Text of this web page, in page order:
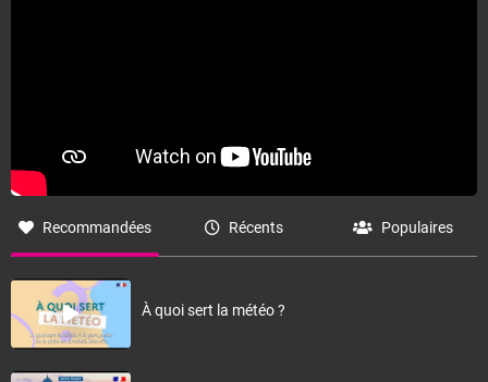
Recommandées Récents Populaires
À quoi sert la météo ?